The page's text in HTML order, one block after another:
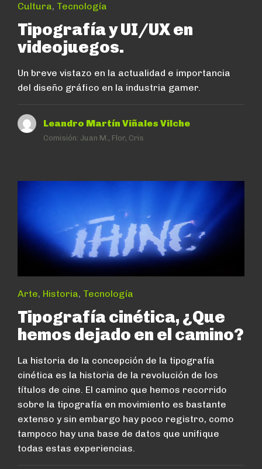
Cultura, Tecnología
Tipografía y UI/UX en
videojuegos.
Un breve vistazo en la actualidad e importancia
del diseño gráfico en la industria gamer.
Leandro Martín Viñales Vilche
Comisión: Juan M., Flor, Cris
Arte, Historia, Tecnología
Tipografía cinética, ¿Que
hemos dejado en el camino?
La historia de la concepción de la tipografía
cinética es la historia de la revolución de los
títulos de cine. El camino que hemos recorrido
sobre la tipografía en movimiento es bastante
extenso y sin embargo hay poco registro, como
tampoco hay una base de datos que unifique
todas estas experiencias.